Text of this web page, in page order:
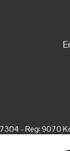
- Reg: 9070